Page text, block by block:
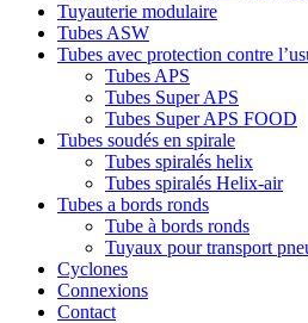
Tuyauterie modulaire
Tubes ASW
Tubes avec protection contre
Tubes APS
Tubes Super APS
Tubes Super APS FOOD
Tubes soudés en spirale
Tubes spiralés helix
Tubes spiralés Helix-air
Tubes a bords ronds
Tube à bords ronds
Tuyaux pour transport
Cyclones
Connexions
Contact